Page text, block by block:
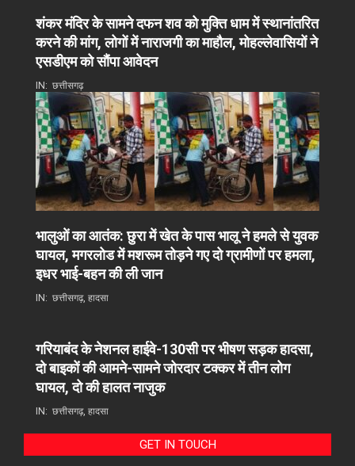
शंकर मंदिर के सामने दफन शव को मुक्ति धाम में स्थानांतरित
करने की मांग, लोगों में नाराजगी का माहौल, मोहल्लेवासियों ने
एसडीएम को सौंपा आवेदन
IN: छत्तीसगढ़
भालुओं का आतंक: छुरा में खेत के पास भालू ने हमले से युवक
घायल, मगरलोड में मशरूम तोड़ने गए दो ग्रामीणों पर हमला,
इधर भाई-बहन की ली जान
IN: छत्तीसगढ़, हादसा
गरियाबंद के नेशनल हाईवे-130सी पर भीषण सड़क हादसा,
दो बाइकों की आमने-सामने जोरदार टक्कर में तीन लोग
घायल, दो की हालत नाजुक
IN: छत्तीसगढ़, हादसा
GET IN TOUCH